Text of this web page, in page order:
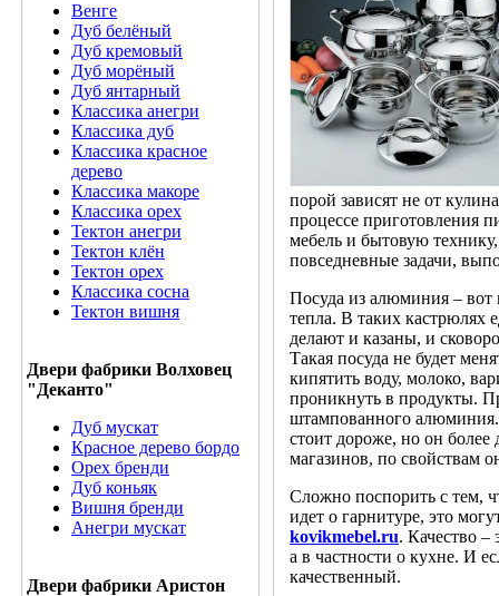
Венге
Дуб белёный
Дуб кремовый
Дуб морёный
Дуб янтарный
Классика анегри
Классика дуб
Классика красное
дерево
Классика макоре
Классика орех
Тектон анегри
Тектон клён
Тектон орех
Классика сосна
Тектон вишня
Двери фабрики Волховец
"Деканто"
Дуб мускат
Красное дерево бордо
Орех бренди
Дуб коньяк
Вишня бренди
Анегри мускат
Двери фабрики Аристон
порой зависят не от
процессе приготовления
мебель и бытовую
повседневные задачи,
Посуда из алюминия – вот
тепла. В таких кастрюлях
делают и казаны, и
Такая посуда не будет
кипятить воду, молоко,
проникнуть в продукты.
штампованного
стоит дороже, но он
магазинов, по свойствам
Сложно поспорить с тем,
идет о гарнитуре, это
kovikmebel.ru. Качество –
а в частности о кухне. И
качественный.